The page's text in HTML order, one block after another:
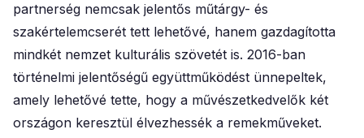
partnerség nemcsak jelentős műtárgy- és
szakértelemcserét tett lehetővé, hanem gazdagította
mindkét nemzet kulturális szövetét is. 2016-ban
történelmi jelentőségű együttműködést ünnepeltek,
amely lehetővé tette, hogy a művészetkedvelők két
országon keresztül élvezhessék a remekműveket.